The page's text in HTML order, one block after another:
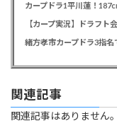
【カープ実況】ドラフト
関連記事
関連記事はありません。